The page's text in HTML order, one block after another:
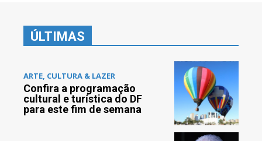
ÚLTIMAS
ARTE, CULTURA & LAZER
Confira a programação
cultural e turística do DF
para este fim de semana